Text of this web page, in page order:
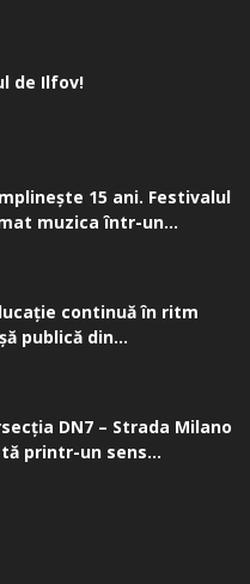
de Ilfov!
împlinește 15 ani. Festivalul
muzica într-un...
continuă în ritm
publică din...
DN7 – Strada Milano
printr-un sens...